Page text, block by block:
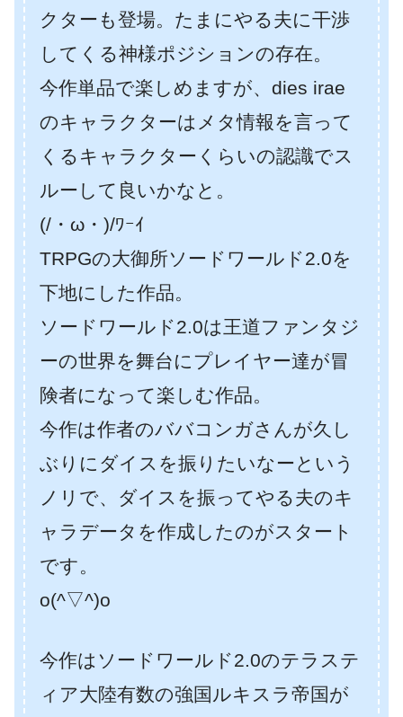
クターも登場。たまにやる夫に干渉
してくる神様ポジションの存在。
今作単品で楽しめますが、dies irae
のキャラクターはメタ情報を言って
くるキャラクターくらいの認識でス
ルーして良いかなと。
(/・ω・)/ﾜｰｲ
TRPGの大御所ソードワールド2.0を
下地にした作品。
ソードワールド2.0は王道ファンタジ
ーの世界を舞台にプレイヤー達が冒
険者になって楽しむ作品。
今作は作者のババコンガさんが久し
ぶりにダイスを振りたいなーという
ノリで、ダイスを振ってやる夫のキ
ャラデータを作成したのがスタート
です。
o(^▽^)o
今作はソードワールド2.0のテラステ
ィア大陸有数の強国ルキスラ帝国が